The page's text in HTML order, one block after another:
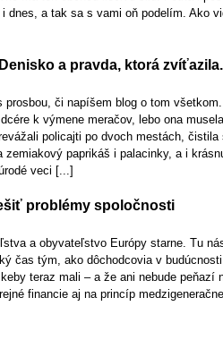
dnes, a tak sa s vami oň podelím. Ako
a pravda, ktorá
prosbou, či napíšem blog o tom
k výmene meračov, lebo ona
policajti po dvoch mestách, čistila
zemiakový paprikáš i palacinky, a i
veci [...]
problémy spoločnosti
a obyvateľstvo Európy starne. Tu
čas tým, ako dôchodcovia v
teraz mali – a že ani nebude peňazí
financie aj na princíp